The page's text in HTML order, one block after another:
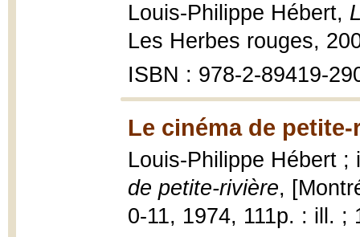
Louis-Philippe Hébert,
Les Herbes rouges,
ISBN : 978-2-89419-
Le cinéma de petite-
Louis-Philippe Hébert
de petite-rivière,
0-11, 1974, 111p. : ill. ;